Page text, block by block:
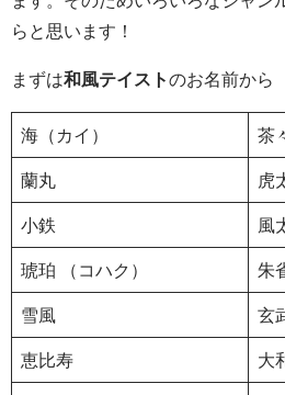
らと思います！
まずは和風テイストのお名前から
海（カイ） 茶
蘭丸 虎
小鉄 風
琥珀 （コハク） 朱
雪風 玄
恵比寿 大